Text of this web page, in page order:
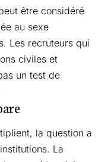
être considéré
au sexe
Les recruteurs qui
civiles et
un test de
la question a
La